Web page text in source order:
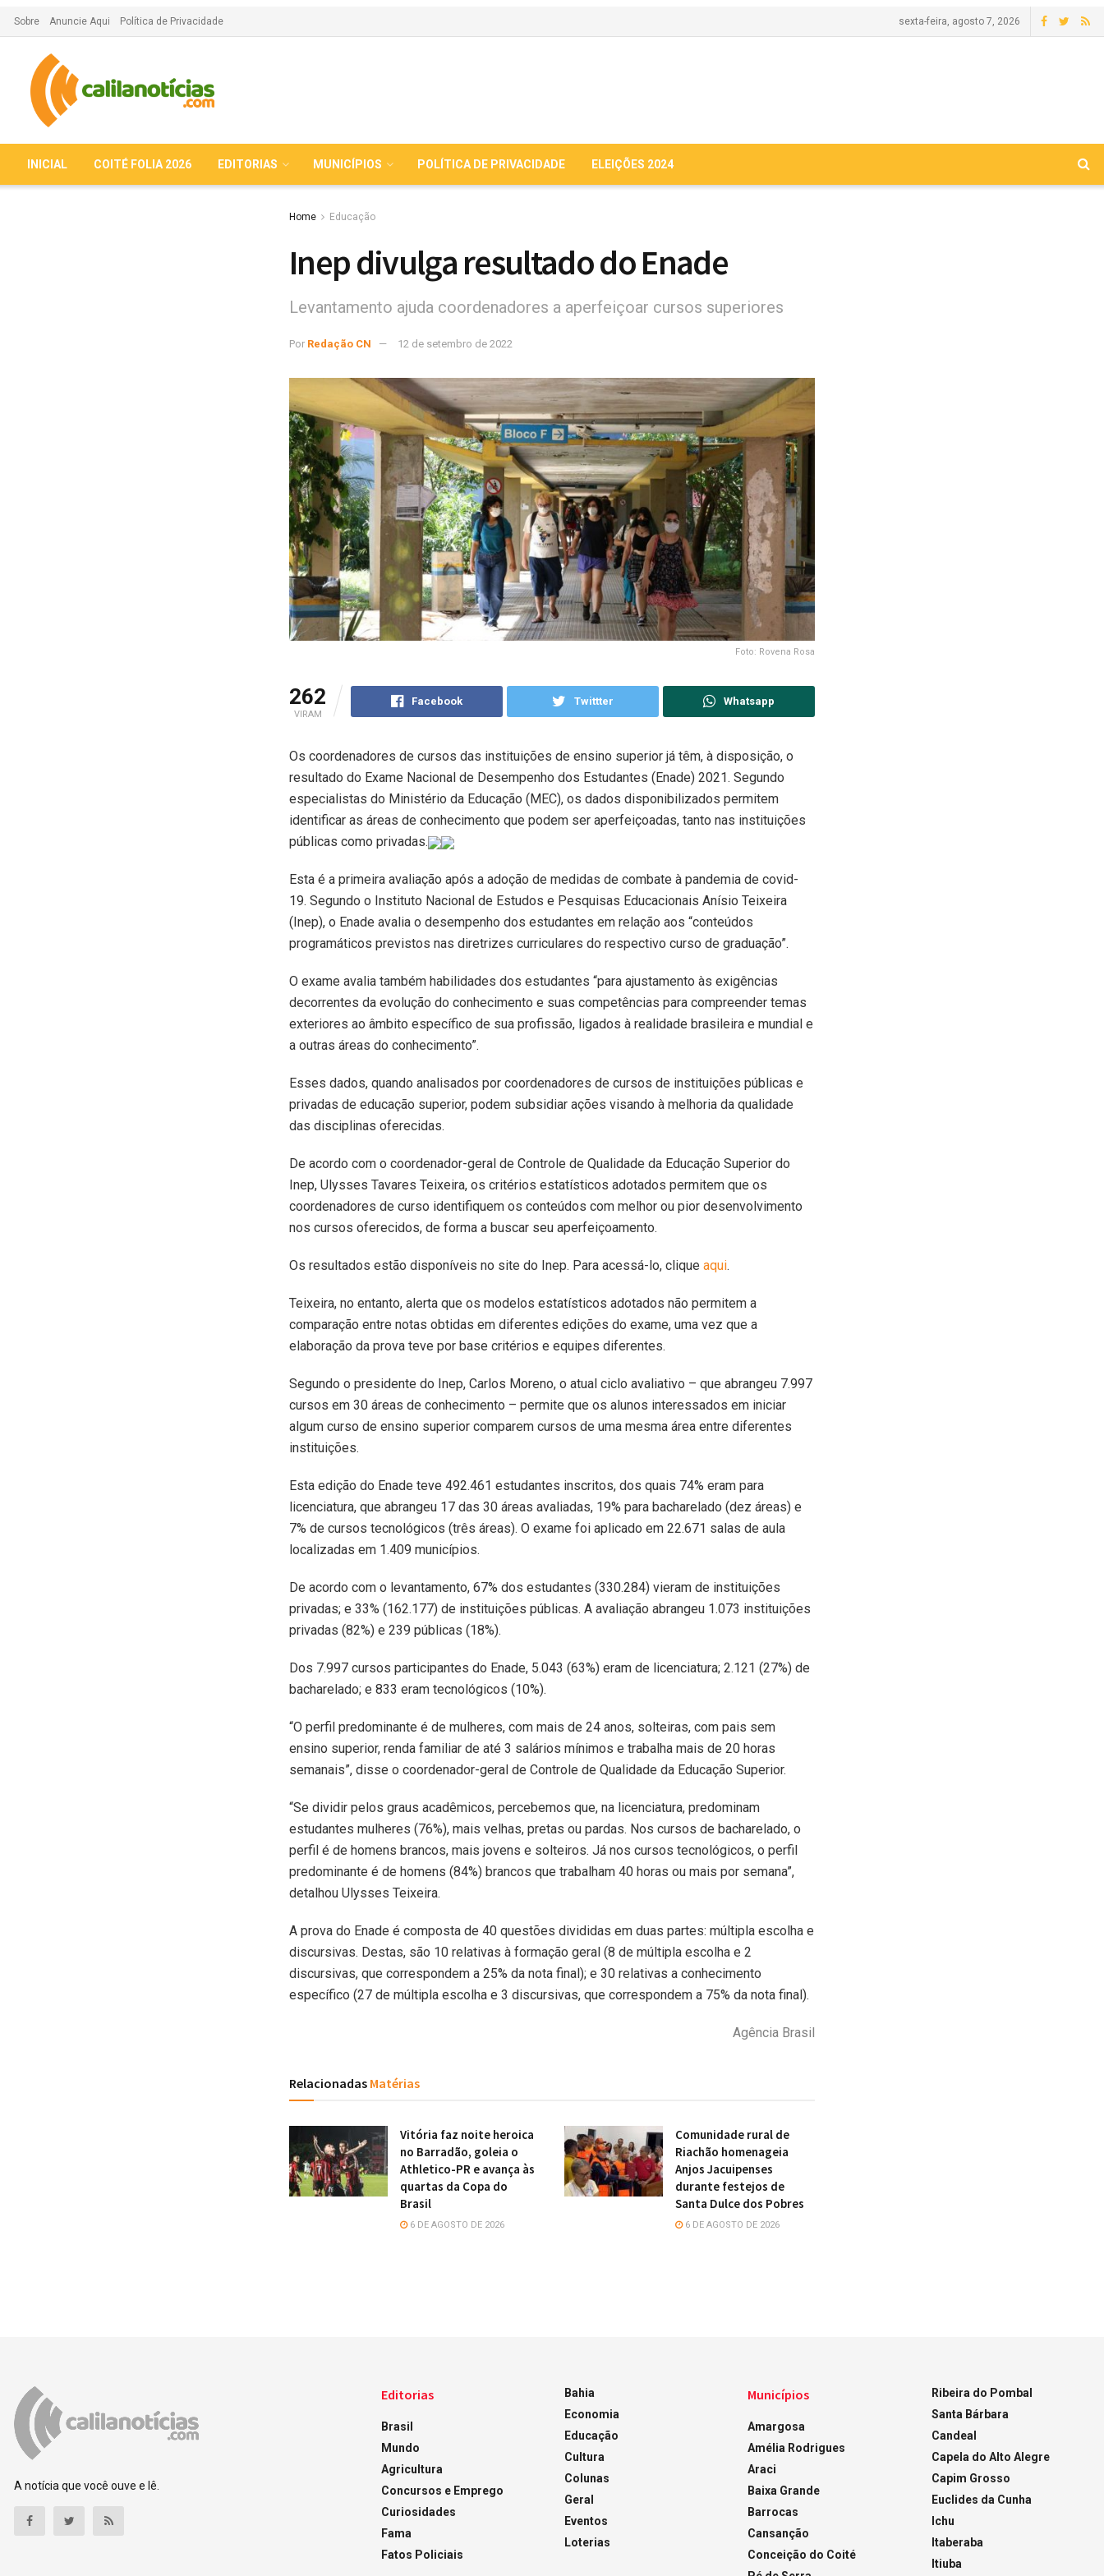
Sobre Anuncie Aqui Política de Privacidade sexta-feira, agosto 7, 2026
INICIAL COITÉ FOLIA 2026 EDITORIAS MUNICÍPIOS POLÍTICA DE PRIVACIDADE ELEIÇÕES 2024
Home Educação
Inep divulga resultado do Enade
Levantamento ajuda coordenadores a aperfeiçoar cursos superiores
Por Redação CN 12 de setembro de 2022
Foto: Rovena Rosa
262
VIRAM
Facebook Twittter Whatsapp
Os coordenadores de cursos das instituições de ensino superior já têm, à disposição, o
resultado do Exame Nacional de Desempenho dos Estudantes (Enade) 2021. Segundo
especialistas do Ministério da Educação (MEC), os dados disponibilizados permitem
identificar as áreas de conhecimento que podem ser aperfeiçoadas, tanto nas instituições
públicas como privadas.
Esta é a primeira avaliação após a adoção de medidas de combate à pandemia de covid-
19. Segundo o Instituto Nacional de Estudos e Pesquisas Educacionais Anísio Teixeira
(Inep), o Enade avalia o desempenho dos estudantes em relação aos “conteúdos
programáticos previstos nas diretrizes curriculares do respectivo curso de graduação”.
O exame avalia também habilidades dos estudantes “para ajustamento às exigências
decorrentes da evolução do conhecimento e suas competências para compreender temas
exteriores ao âmbito específico de sua profissão, ligados à realidade brasileira e mundial e
a outras áreas do conhecimento”.
Esses dados, quando analisados por coordenadores de cursos de instituições públicas e
privadas de educação superior, podem subsidiar ações visando à melhoria da qualidade
das disciplinas oferecidas.
De acordo com o coordenador-geral de Controle de Qualidade da Educação Superior do
Inep, Ulysses Tavares Teixeira, os critérios estatísticos adotados permitem que os
coordenadores de curso identifiquem os conteúdos com melhor ou pior desenvolvimento
nos cursos oferecidos, de forma a buscar seu aperfeiçoamento.
Os resultados estão disponíveis no site do Inep. Para acessá-lo, clique aqui.
Teixeira, no entanto, alerta que os modelos estatísticos adotados não permitem a
comparação entre notas obtidas em diferentes edições do exame, uma vez que a
elaboração da prova teve por base critérios e equipes diferentes.
Segundo o presidente do Inep, Carlos Moreno, o atual ciclo avaliativo – que abrangeu 7.997
cursos em 30 áreas de conhecimento – permite que os alunos interessados em iniciar
algum curso de ensino superior comparem cursos de uma mesma área entre diferentes
instituições.
Esta edição do Enade teve 492.461 estudantes inscritos, dos quais 74% eram para
licenciatura, que abrangeu 17 das 30 áreas avaliadas, 19% para bacharelado (dez áreas) e
7% de cursos tecnológicos (três áreas). O exame foi aplicado em 22.671 salas de aula
localizadas em 1.409 municípios.
De acordo com o levantamento, 67% dos estudantes (330.284) vieram de instituições
privadas; e 33% (162.177) de instituições públicas. A avaliação abrangeu 1.073 instituições
privadas (82%) e 239 públicas (18%).
Dos 7.997 cursos participantes do Enade, 5.043 (63%) eram de licenciatura; 2.121 (27%) de
bacharelado; e 833 eram tecnológicos (10%).
“O perfil predominante é de mulheres, com mais de 24 anos, solteiras, com pais sem
ensino superior, renda familiar de até 3 salários mínimos e trabalha mais de 20 horas
semanais”, disse o coordenador-geral de Controle de Qualidade da Educação Superior.
“Se dividir pelos graus acadêmicos, percebemos que, na licenciatura, predominam
estudantes mulheres (76%), mais velhas, pretas ou pardas. Nos cursos de bacharelado, o
perfil é de homens brancos, mais jovens e solteiros. Já nos cursos tecnológicos, o perfil
predominante é de homens (84%) brancos que trabalham 40 horas ou mais por semana”,
detalhou Ulysses Teixeira.
A prova do Enade é composta de 40 questões divididas em duas partes: múltipla escolha e
discursivas. Destas, são 10 relativas à formação geral (8 de múltipla escolha e 2
discursivas, que correspondem a 25% da nota final); e 30 relativas a conhecimento
específico (27 de múltipla escolha e 3 discursivas, que correspondem a 75% da nota final).
Agência Brasil
Relacionadas Matérias
Vitória faz noite heroica
no Barradão, goleia o
Athletico-PR e avança às
quartas da Copa do
Brasil
6 DE AGOSTO DE 2026
Comunidade rural de
Riachão homenageia
Anjos Jacuipenses
durante festejos de
Santa Dulce dos Pobres
6 DE AGOSTO DE 2026
A notícia que você ouve e lê.
Editorias
Brasil
Mundo
Agricultura
Concursos e Emprego
Curiosidades
Fama
Fatos Policiais
Bahia
Economia
Educação
Cultura
Colunas
Geral
Eventos
Loterias
Municípios
Amargosa
Amélia Rodrigues
Araci
Baixa Grande
Barrocas
Cansanção
Conceição do Coité
Ribeira do Pombal
Santa Bárbara
Candeal
Capela do Alto Alegre
Capim Grosso
Euclides da Cunha
Ichu
Itaberaba
Itiuba